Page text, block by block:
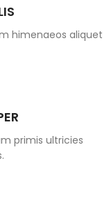
himenaeos aliquet
primis ultricies